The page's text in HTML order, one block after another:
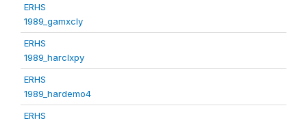
ERHS
1989_gamxcly
ERHS
1989_harclxpy
ERHS
1989_hardemo4
ERHS